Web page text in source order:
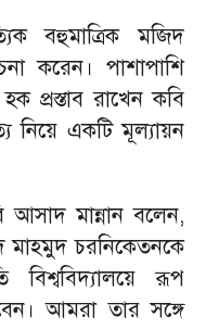
বহুমাত্রিক মজিদ
করেন। পাশাপাশি
রাখেন কবি
নিয়ে একটি মূল্যায়ন
আসাদ মান্নান বলেন,
চরনিকেতনকে
রূপ
আমরা তার সঙ্গে